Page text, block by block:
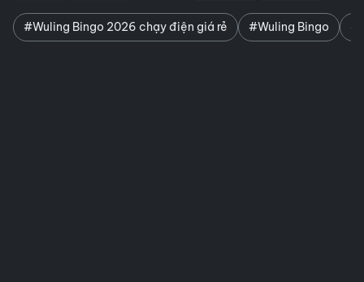
#Wuling Bingo 2026 chạy điện giá rẻ #Wuling Bingo